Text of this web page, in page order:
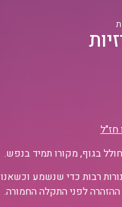
חז"ל
בגוף, מקורו תמיד בנפש.
רבות כדי שנשמע
לפני התקלה החמורה.